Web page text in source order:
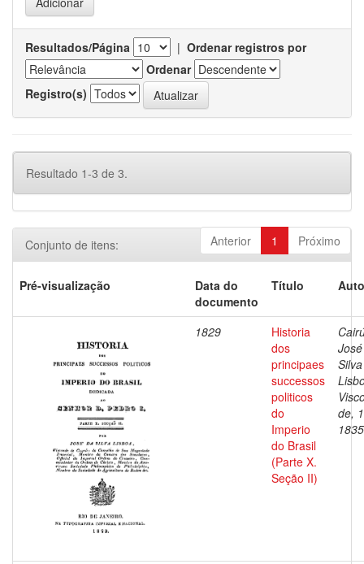
Resultados/Página | Ordenar registros por
Ordenar
Registro(s)
Resultado 1-3 de 3.
Anterior 1 Próximo
Conjunto de itens:
Pré-visualização
Data do
documento
Título
1829
Historia
dos
principaes
successos
politicos
do
Imperio
do Brasil
(Parte X.
Seção II)
Silva
de,
1835